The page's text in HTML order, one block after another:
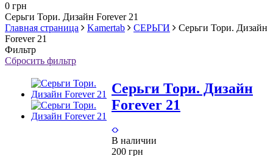
0 грн
Серьги Тори. Дизайн Forever 21
Главная страница
Kamertab СЕРЬГИ
Серьги Тори. Дизайн
Forever 21
Фильтр
Сбросить фильтр
Серьги Тори. Дизайн
Forever 21
В наличии
200 грн